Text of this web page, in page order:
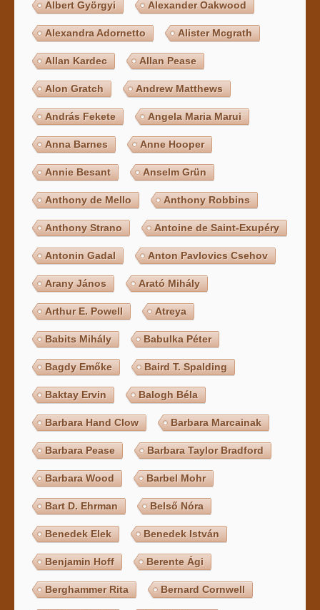
Albert Györgyi Alexander Oakwood
Alexandra Adornetto Alister Mcgrath
Allan Kardec Allan Pease
Alon Gratch Andrew Matthews
András Fekete Angela Maria Marui
Anna Barnes Anne Hooper
Annie Besant Anselm Grün
Anthony de Mello Anthony Robbins
Anthony Strano Antoine de Saint-Exupéry
Antonin Gadal Anton Pavlovics Csehov
Arany János Arató Mihály
Arthur E. Powell Atreya
Babits Mihály Babulka Péter
Bagdy Emőke Baird T. Spalding
Baktay Ervin Balogh Béla
Barbara Hand Clow Barbara Marcainak
Barbara Pease Barbara Taylor Bradford
Barbara Wood Barbel Mohr
Bart D. Ehrman Belső Nóra
Benedek Elek Benedek István
Benjamin Hoff Berente Ági
Berghammer Rita Bernard Cornwell